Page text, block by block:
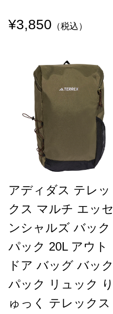
¥3,850 （税込）
アディダス テレッ
クス マルチ エッセ
ンシャルズ バック
パック 20L アウト
ドア バッグ バック
パック リュック り
ゅっく テレックス